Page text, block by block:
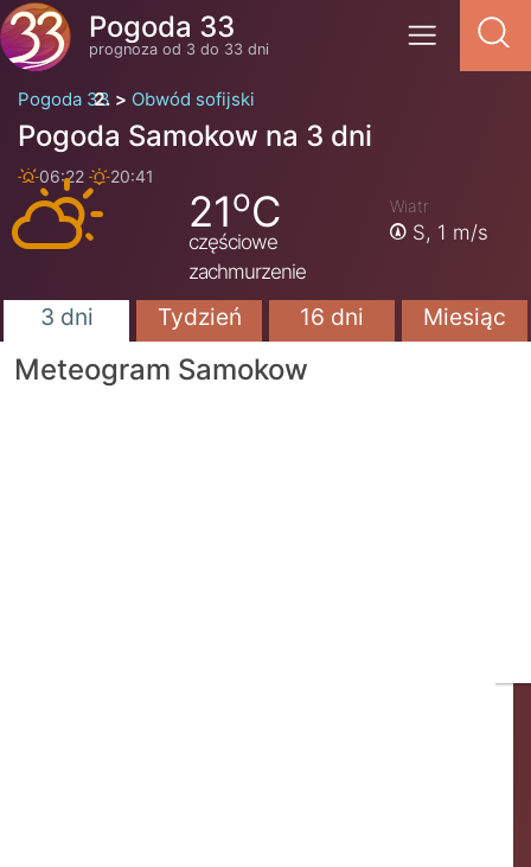
Pogoda 33
prognoza od 3 do 33 dni
Pogoda 33 Obwód sofijski
Pogoda Samokow na 3 dni
06:22 20:41
21oC
częściowe
zachmurzenie
Wiatr
S, 1 m/s
3 dni Tydzień 16 dni Miesiąc
Meteogram Samokow